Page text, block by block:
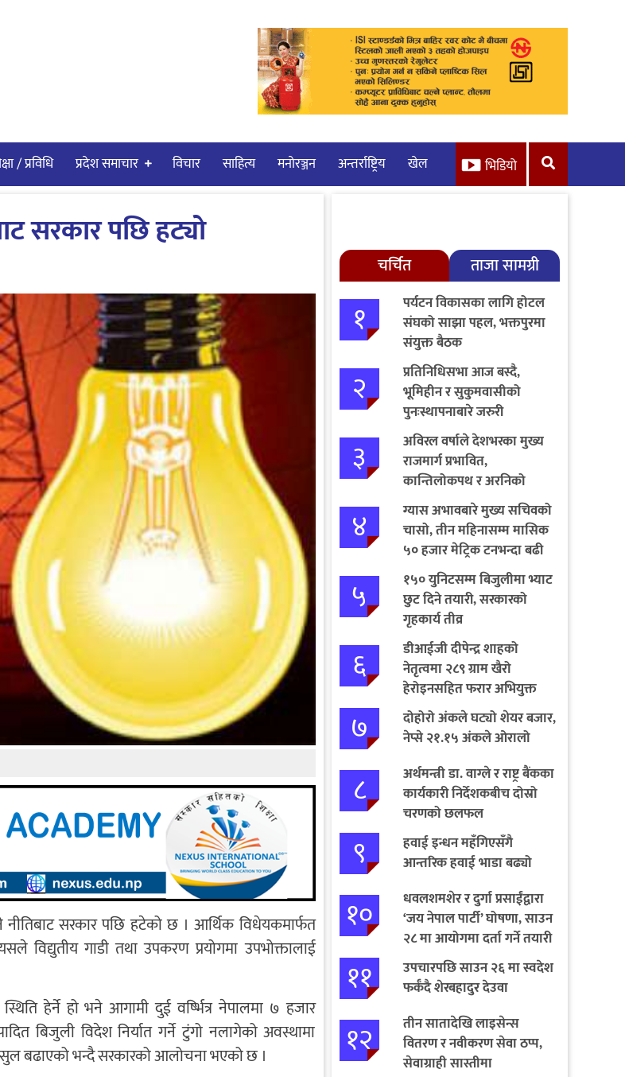
/ प्रविधि प्रदेश समाचार विचार साहित्य मनाेरञ्जन अन्तर्राष्ट्रिय खेल भिडियो
सरकार पछि हट्यो
सरकार पछि हटेको छ । आर्थिक विधेयकमार्फत
विद्युतीय गाडी तथा उपकरण प्रयोगमा उपभोक्तालाई
हेर्ने हो भने आगामी दुई वर्ष्भित्र नेपालमा ७ हजार
बिजुली विदेश निर्यात गर्ने टुंगो नलागेको अवस्थामा
बढाएको भन्दै सरकारको आलोचना भएको छ ।
चर्चित ताजा सामग्री
१
पर्यटन विकासका लागि होटल
संघको साझा पहल, भक्तपुरमा
संयुक्त बैठक
२
प्रतिनिधिसभा आज बस्दै,
भूमिहीन र सुकुमवासीको
पुनःस्थापनाबारे जरुरी
प्रस्तावमाथि छलफल हुने
३
अविरल वर्षाले देशभरका मुख्य
राजमार्ग प्रभावित,
कान्तिलोकपथ र अरनिको
राजमार्ग पूर्ण अवरुद्ध
४
ग्यास अभावबारे मुख्य सचिवको
चासो, तीन महिनासम्म मासिक
५० हजार मेट्रिक टनभन्दा बढी
आयात गर्ने निर्णय
५
१५० युनिटसम्म बिजुलीमा भ्याट
छुट दिने तयारी, सरकारको
गृहकार्य तीव्र
६
डीआईजी दीपेन्द्र शाहको
नेतृत्वमा २८९ ग्राम खैरो
हेरोइनसहित फरार अभियुक्त
पक्राउ
७
दोहोरो अंकले घट्यो शेयर बजार,
नेप्से २१.१५ अंकले ओरालो
८
अर्थमन्त्री डा. वाग्ले र राष्ट्र बैंकका
कार्यकारी निर्देशकबीच दोस्रो
चरणको छलफल
९
हवाई इन्धन महँगिएसँगै
आन्तरिक हवाई भाडा बढ्यो
१०
धवलशमशेर र दुर्गा प्रसाईंद्वारा
‘जय नेपाल पार्टी’ घोषणा, साउन
२८ मा आयोगमा दर्ता गर्ने तयारी
११
उपचारपछि साउन २६ मा स्वदेश
फर्कँदै शेरबहादुर देउवा
१२
तीन सातादेखि लाइसेन्स
वितरण र नवीकरण सेवा ठप्प,
सेवाग्राही सास्तीमा